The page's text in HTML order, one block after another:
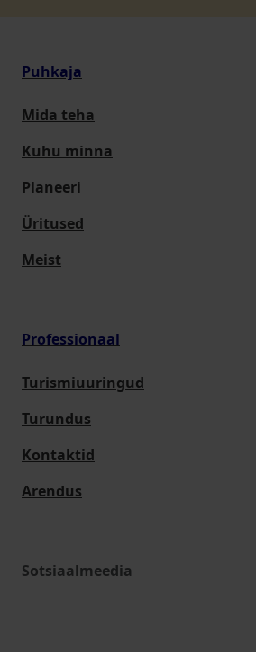
Puhkaja
Mida teha
Kuhu minna
Planeeri
Üritused
Meist
Professionaal
Turismiuuringud
Turundus
Kontaktid
Arendus
Sotsiaalmeedia